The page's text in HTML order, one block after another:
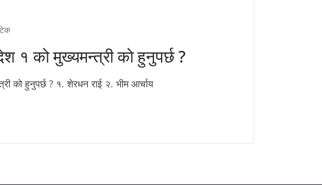
१ को मुख्यमन्त्री को हुनुपर्छ ?
को हुनुपर्छ ? १. शेरधन राई २. भीम आर्चाय